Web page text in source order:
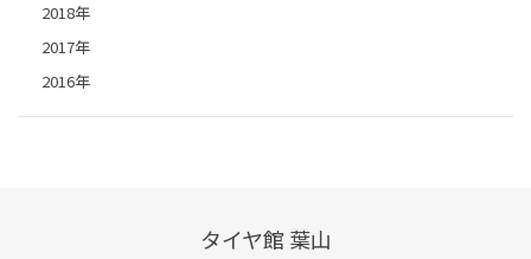
2018年
2017年
2016年
タイヤ館 葉山